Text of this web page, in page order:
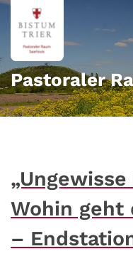
Zum Inhalt springen
Pastoraler
Wohin geht
–